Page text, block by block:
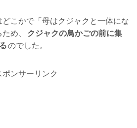
こかで「母はクジャクと一体にな
め、
クジャクの鳥かごの前に集
のでした。
ポンサーリンク